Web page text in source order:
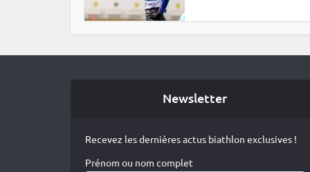
Newsletter
Recevez les dernières actus biathlon exclusives !
Prénom ou nom complet